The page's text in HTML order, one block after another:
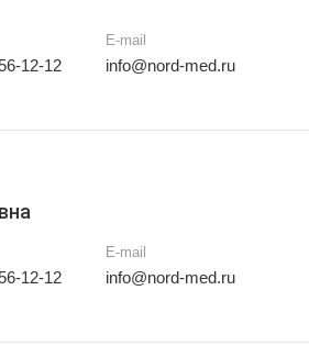
12-12
E-mail
info@nord-med.ru
12-12
E-mail
info@nord-med.ru